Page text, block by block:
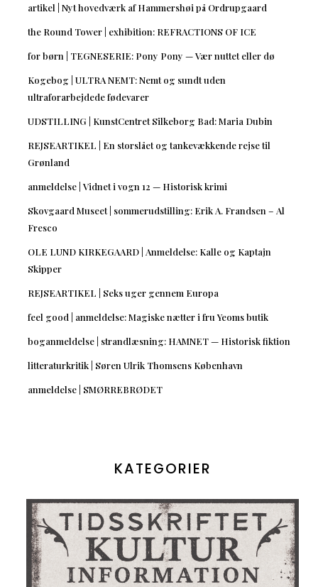
artikel | Nyt hovedværk af Hammershøi på Ordrupgaard
the Round Tower | exhibition: REFRACTIONS OF ICE
for børn | TEGNESERIE: Pony Pony — Vær nuttet eller dø
Kogebog | ULTRA NEMT: Nemt og sundt uden
ultraforarbejdede fødevarer
UDSTILLING | KunstCentret Silkeborg Bad: Maria Dubin
REJSEARTIKEL | En storslået og tankevækkende rejse til
Grønland
anmeldelse | Vidnet i vogn 12 — Historisk krimi
Skovgaard Museet | sommerudstilling: Erik A. Frandsen – Al
Fresco
OLE LUND KIRKEGAARD | Anmeldelse: Kalle og Kaptajn
Skipper
REJSEARTIKEL | Seks uger gennem Europa
feel good | anmeldelse: Magiske nætter i fru Yeoms butik
boganmeldelse | strandlæsning: HAMNET — Historisk fiktion
litteraturkritik | Søren Ulrik Thomsens København
anmeldelse | SMØRREBRØDET
KATEGORIER